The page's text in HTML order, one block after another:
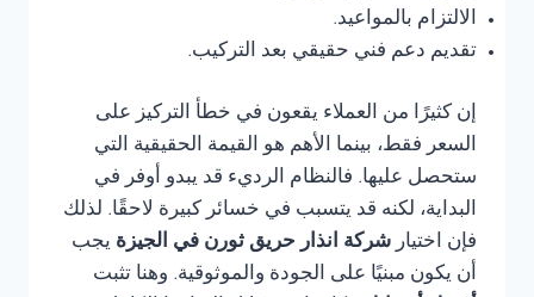
الالتزام بالمواعيد.
تقديم دعم فني حقيقي بعد التركيب.
إن كثيرًا من العملاء يقعون في خطأ التركيز على
السعر فقط، بينما الأهم هو القيمة الحقيقية التي
ستحصل عليها. فالنظام الرديء قد يبدو أوفر في
البداية، لكنه قد يتسبب في خسائر كبيرة لاحقًا. لذلك
فإن اختيار شركة انذار حريق ثورن في الجيزة يجب
أن يكون مبنيًا على الجودة والموثوقية. وهنا تثبت